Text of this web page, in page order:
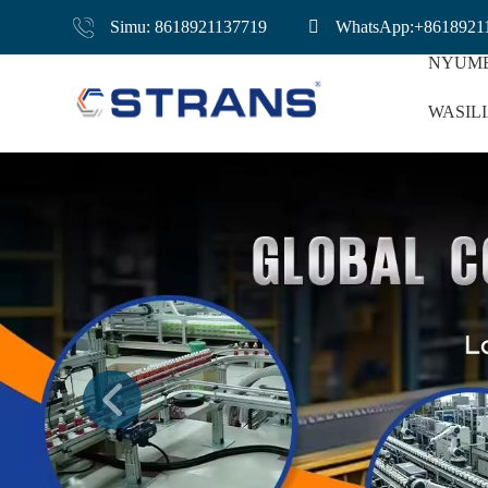
Simu: 8618921137719